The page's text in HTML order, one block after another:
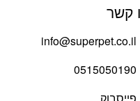
קשר
info@superpet.co.il
0515050190
פייסבוק